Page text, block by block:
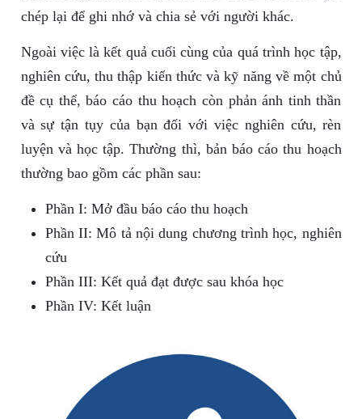
chép lại để ghi nhớ và chia sẻ với người khác.
Ngoài việc là kết quả cuối cùng của quá trình học tập,
nghiên cứu, thu thập kiến thức và kỹ năng về một chủ
đề cụ thể, báo cáo thu hoạch còn phản ánh tinh thần
và sự tận tụy của bạn đối với việc nghiên cứu, rèn
luyện và học tập. Thường thì, bản báo cáo thu hoạch
thường bao gồm các phần sau:
Phần I: Mở đầu báo cáo thu hoạch
Phần II: Mô tả nội dung chương trình học, nghiên
cứu
Phần III: Kết quả đạt được sau khóa học
Phần IV: Kết luận